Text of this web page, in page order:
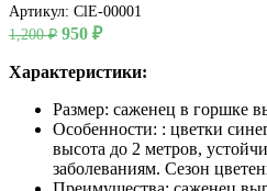
Артикул: ClE-00001
1,200₽ Первоначальная
составляла
950 ₽Текущая
950 ₽.
Характеристики:
Размер: саженец в горшке
Особенности: : цветки
высота до 2 метров,
заболеваниям. Сезон